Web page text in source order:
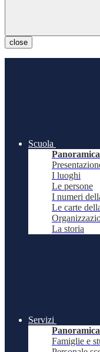
close
Scuola
Panoramica
I luoghi
Le persone
I numeri
Le carte
La storia
Servizi
Panoramica
Famiglie e